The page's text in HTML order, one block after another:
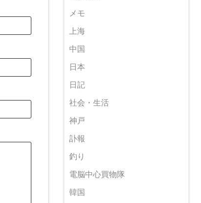
メモ
上海
中国
日本
日記
社会・生活
神戸
訃報
釣り
電脳中心買物隊
韓国